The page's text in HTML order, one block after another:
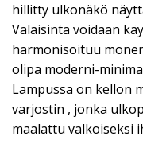
hillitty ulkonäkö
Valaisinta voidaan
harmonisoituu
olipa moderni-
Lampussa on kellon
varjostin , jonka
maalattu valkoiseksi